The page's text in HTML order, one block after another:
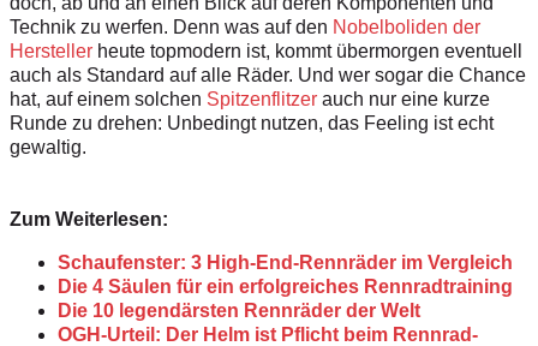
Technik zu werfen. Denn was auf den Nobelboliden der
Hersteller heute topmodern ist, kommt übermorgen eventuell
auch als Standard auf alle Räder. Und wer sogar die Chance
hat, auf einem solchen Spitzenflitzer auch nur eine kurze
Runde zu drehen: Unbedingt nutzen, das Feeling ist echt
gewaltig.
Zum Weiterlesen:
Schaufenster: 3 High-End-Rennräder im Vergleich
Die 4 Säulen für ein erfolgreiches Rennradtraining
Die 10 legendärsten Rennräder der Welt
OGH-Urteil: Der Helm ist Pflicht beim Rennrad-